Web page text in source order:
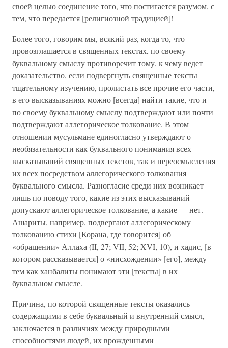
своей целью соединение того, что постигается разумом, с
тем, что передается [религиозной традицией]!
Более того, говорим мы, всякий раз, когда то, что
провозглашается в священных текстах, по своему
буквальному смыслу противоречит тому, к чему ведет
доказательство, если подвергнуть священные тексты
тщательному изучению, пролистать все прочие его части,
в его высказываниях можно [всегда] найти такие, что и
по своему буквальному смыслу подтверждают или почти
подтверждают аллегорическое толкование. В этом
отношении мусульмане единогласно утверждают о
необязательности как буквального понимания всех
высказываний священных текстов, так и переосмысления
их всех посредством аллегорического толкования
буквального смысла. Разногласие среди них возникает
лишь по поводу того, какие из этих высказываний
допускают аллегорическое толкование, а какие — нет.
Ашариты, например, подвергают аллегорическому
толкованию стихи [Корана, где говорится] об
«обращении» Аллаха (II, 27; VII, 52; XVI, 10), и хадис, [в
котором рассказывается] о «нисхождении» [его], между
тем как ханбалиты понимают эти [тексты] в их
буквальном смысле.
Причина, по которой священные тексты оказались
содержащими в себе буквальный и внутренний смысл,
заключается в различиях между природными
способностями людей, их врожденными